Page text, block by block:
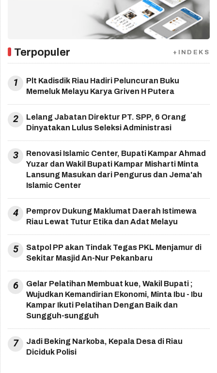
Terpopuler +INDEKS
1
Plt Kadisdik Riau Hadiri Peluncuran Buku
Memeluk Melayu Karya Griven H Putera
2
Lelang Jabatan Direktur PT. SPP, 6 Orang
Dinyatakan Lulus Seleksi Administrasi
3
Renovasi Islamic Center, Bupati Kampar Ahmad
Yuzar dan Wakil Bupati Kampar Misharti Minta
Lansung Masukan dari Pengurus dan Jema'ah
Islamic Center
4
Pemprov Dukung Maklumat Daerah Istimewa
Riau Lewat Tutur Etika dan Adat Melayu
5
Satpol PP akan Tindak Tegas PKL Menjamur di
Sekitar Masjid An-Nur Pekanbaru
6
Gelar Pelatihan Membuat kue, Wakil Bupati ;
Wujudkan Kemandirian Ekonomi, Minta Ibu - Ibu
Kampar Ikuti Pelatihan Dengan Baik dan
Sungguh-sungguh
7
Jadi Beking Narkoba, Kepala Desa di Riau
Diciduk Polisi